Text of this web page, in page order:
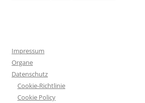
Impressum
Organe
Datenschutz
Cookie-Richtlinie
Cookie Policy